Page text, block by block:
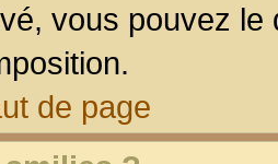
vous pouvez
de page